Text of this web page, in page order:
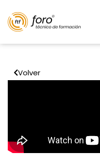
Volver